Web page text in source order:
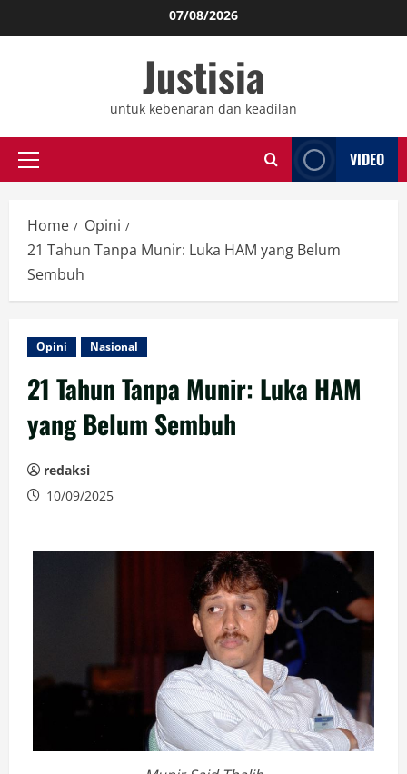
to
07/08/2026
Justisia
untuk kebenaran dan keadilan
Primary
VIDEO
Home
Opini
21 Tahun Tanpa Munir: Luka HAM yang Belum
Sembuh
Opini Nasional
21 Tahun Tanpa Munir: Luka HAM
yang Belum Sembuh
redaksi
10/09/2025